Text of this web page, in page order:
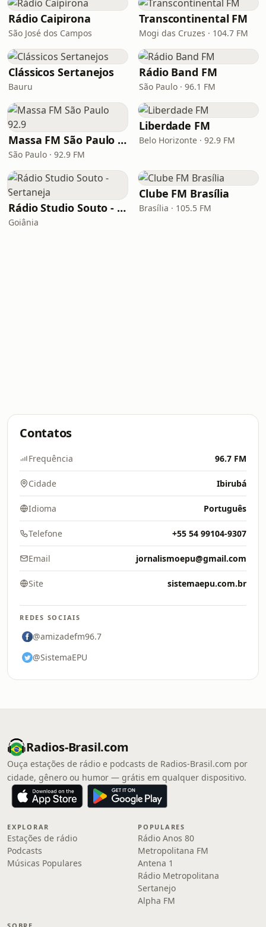
Rádio Caipirona
São José dos Campos
Transcontinental FM
Mogi das Cruzes · 104.7 FM
Clássicos Sertanejos
Bauru
Rádio Band FM
São Paulo · 96.1 FM
Massa FM São Paulo 92.9
São Paulo · 92.9 FM
Liberdade FM
Belo Horizonte · 92.9 FM
Rádio Studio Souto - Sertaneja
Goiânia
Clube FM Brasília
Brasília · 105.5 FM
Contatos
Frequência 96.7 FM
Cidade Ibirubá
Idioma Português
Telefone +55 54 99104-9307
Email jornalismoepu@gmail.com
Site sistemaepu.com.br
REDES SOCIAIS
@amizadefm96.7
@SistemaEPU
Radios-Brasil.com
Ouça estações de rádio e podcasts de Radios-Brasil.com por
cidade, gênero ou humor — grátis em qualquer dispositivo.
EXPLORAR
Estações de rádio
Podcasts
Músicas Populares
POPULARES
Rádio Anos 80
Metropolitana FM
Antena 1
Rádio Metropolitana
Sertanejo
Alpha FM